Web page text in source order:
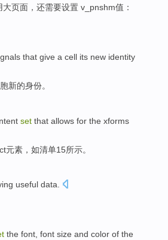
大页面 ， 还需要设置 v_pnshm值 ：
that give a cell its new identity
新的身份。
set that allows for the xforms
元素， 如清单15所示。
useful data.
the font font size and color of the